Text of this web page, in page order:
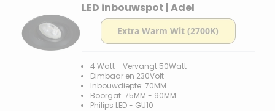
LED inbouwspot | Adel
4 Watt - Vervangt 50Watt
Dimbaar en 230Volt
Inbouwdiepte: 70MM
Boorgat: 75MM - 90MM
Philips LED - GU10